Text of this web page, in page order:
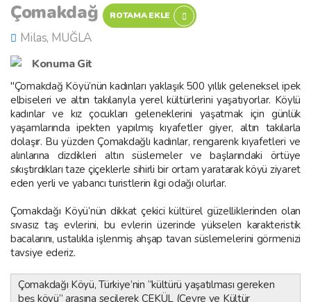
Çomakdağ ROTAMA EKLE
Milas, MUĞLA
Konuma Git
"Çomakdağ Köyü’nün kadınları yaklaşık 500 yıllık geleneksel ipek
elbiseleri ve altın takılarıyla yerel kültürlerini yaşatıyorlar. Köylü
kadınlar ve kız çocukları geleneklerini yaşatmak için günlük
yaşamlarında ipekten yapılmış kıyafetler giyer, altın takılarla
dolaşır. Bu yüzden Çomakdağlı kadınlar, rengarenk kıyafetleri ve
alınlarına dizdikleri altın süslemeler ve başlarındaki örtüye
sıkıştırdıkları taze çiçeklerle sihirli bir ortam yaratarak köyü ziyaret
eden yerli ve yabancı turistlerin ilgi odağı olurlar.
Çomakdağı Köyü’nün dikkat çekici kültürel güzelliklerinden olan
sıvasız taş evlerini, bu evlerin üzerinde yükselen karakteristik
bacalarını, ustalıkla işlenmiş ahşap tavan süslemelerini görmenizi
tavsiye ederiz.
Çomakdağı Köyü, Türkiye’nin “kültürü yaşatılması gereken
beş köyü” arasına seçilerek ÇEKÜL (Çevre ve Kültür